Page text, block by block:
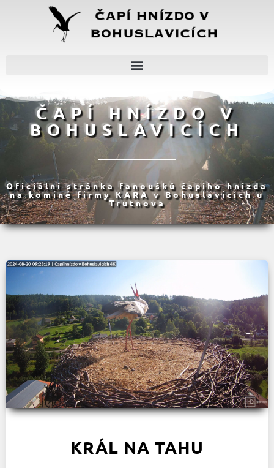
ČAPÍ HNÍZDO V
BOHUSLAVICÍCH
Oficiální stránka fanoušků čapího hnízda
na komíně firmy KARA v Bohuslavicích u
Trutnova
KRÁL NA TAHU